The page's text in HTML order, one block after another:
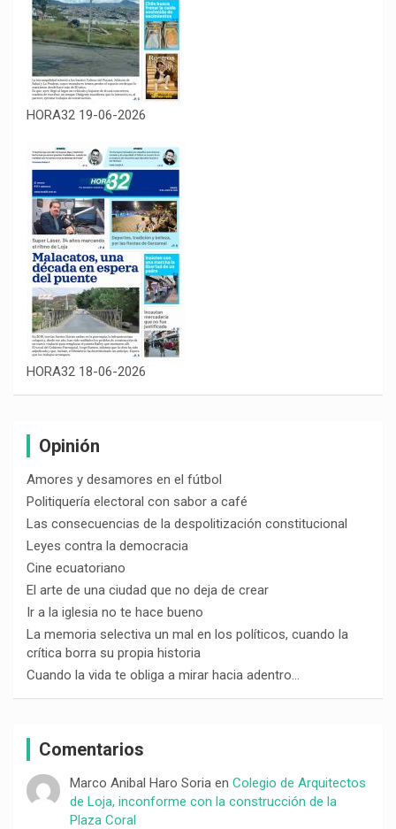
HORA32 19-06-2026
HORA32 18-06-2026
Opinión
Amores y desamores en el fútbol
Politiquería electoral con sabor a café
Las consecuencias de la despolitización constitucional
Leyes contra la democracia
Cine ecuatoriano
El arte de una ciudad que no deja de crear
Ir a la iglesia no te hace bueno
La memoria selectiva un mal en los políticos, cuando la
crítica borra su propia historia
Cuando la vida te obliga a mirar hacia adentro…
Comentarios
Marco Anibal Haro Soriaen Colegio de Arquitectos
de Loja, inconforme con la construcción de la
Plaza Coral